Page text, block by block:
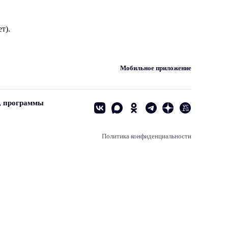
Мобильное приложение
программы
Политика конфиденциальности